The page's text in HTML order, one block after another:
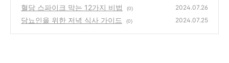
혈당 스파이크 막는 12가지 비법 (0) 2024.07.26
당뇨인을 위한 저녁 식사 가이드 (0) 2024.07.25